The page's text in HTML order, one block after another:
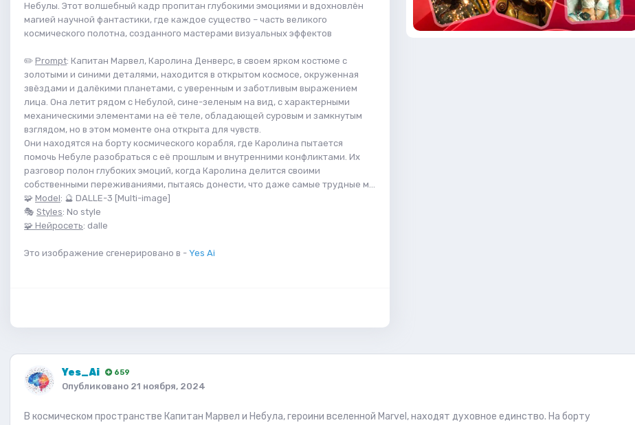
Небулы. Этот волшебный кадр пропитан глубокими эмоциями и вдохновлён
магией научной фантастики, где каждое существо – часть великого
космического полотна, созданного мастерами визуальных эффектов
✏️ Prompt: Капитан Марвел, Каролина Денверс, в своем ярком костюме с
золотыми и синими деталями, находится в открытом космосе, окруженная
звёздами и далёкими планетами, с уверенным и заботливым выражением
лица. Она летит рядом с Небулой, сине-зеленым на вид, с характерными
механическими элементами на её теле, обладающей суровым и замкнутым
взглядом, но в этом моменте она открыта для чувств.
Они находятся на борту космического корабля, где Каролина пытается
помочь Небуле разобраться с её прошлым и внутренними конфликтами. Их
разговор полон глубоких эмоций, когда Каролина делится своими
собственными переживаниями, пытаясь донести, что даже самые трудные м...
🧩 Model: 🔮 DALLE-3 [Multi-image]
🎭 Styles: No style
🧩 Нейросеть: dalle
Это изображение сгенерировано в - Yes Ai
Yes_Ai 659
Опубликовано 21 ноября, 2024
В космическом пространстве Капитан Марвел и Небула, героини вселенной Marvel, находят духовное единство. На борту